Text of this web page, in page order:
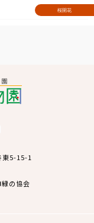
桜開花
5-15-1
の協会